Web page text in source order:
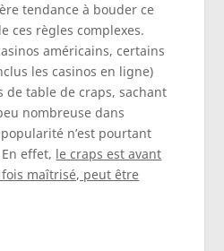
tendance à bouder ce
ces règles complexes.
américains, certains
les casinos en ligne)
de table de craps, sachant
nombreuse dans
n’est pourtant
effet, le craps est avant
maîtrisé, peut être